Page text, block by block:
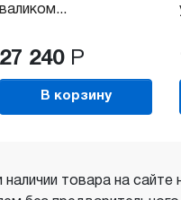
валиком...
27 240 Р
В корзину
товара на